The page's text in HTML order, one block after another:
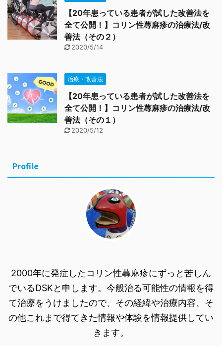
【20年患っている患者が試した改善法を
全て公開！】コリン性蕁麻疹の治療法/改
善法（その２）
2020/5/14
治療・改善法
【20年患っている患者が試した改善法を
全て公開！】コリン性蕁麻疹の治療法/改
善法（その１）
2020/5/12
Profile
2000年に発症したコリン性蕁麻疹にずっと苦しん
でいるDSKと申します。今般治る可能性の情報を得
て治療をうけましたので、その経緯や治療内容、そ
の他これまで得てきた情報や体験を情報提供してい
きます。